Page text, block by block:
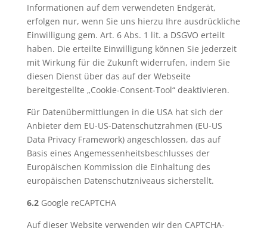
Informationen auf dem verwendeten Endgerät,
erfolgen nur, wenn Sie uns hierzu Ihre ausdrückliche
Einwilligung gem. Art. 6 Abs. 1 lit. a DSGVO erteilt
haben. Die erteilte Einwilligung können Sie jederzeit
mit Wirkung für die Zukunft widerrufen, indem Sie
diesen Dienst über das auf der Webseite
bereitgestellte „Cookie-Consent-Tool“ deaktivieren.
Für Datenübermittlungen in die USA hat sich der
Anbieter dem EU-US-Datenschutzrahmen (EU-US
Data Privacy Framework) angeschlossen, das auf
Basis eines Angemessenheitsbeschlusses der
Europäischen Kommission die Einhaltung des
europäischen Datenschutzniveaus sicherstellt.
6.2Google reCAPTCHA
Auf dieser Website verwenden wir den CAPTCHA-